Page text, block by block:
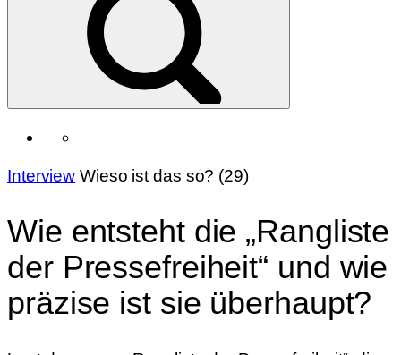
Interview Wieso ist das so? (29)
Wie entsteht die „Rangliste
der Pressefreiheit“ und wie
präzise ist sie überhaupt?